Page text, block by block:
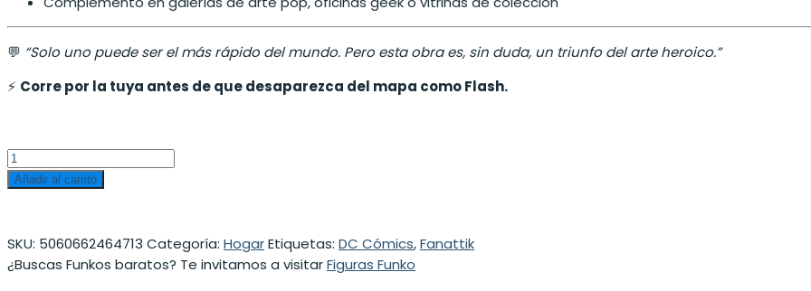
💬 “Solo uno puede ser el más rápido del mundo. Pero esta obra es, sin duda, un triunfo del arte heroico.”
⚡ Corre por la tuya antes de que desaparezca del mapa como Flash.
Añadir al carrito
SKU: 5060662464713 Categoría: HogarEtiquetas: DC Cómics,Fanattik
¿Buscas Funkos baratos? Te invitamos a visitarFiguras Funko